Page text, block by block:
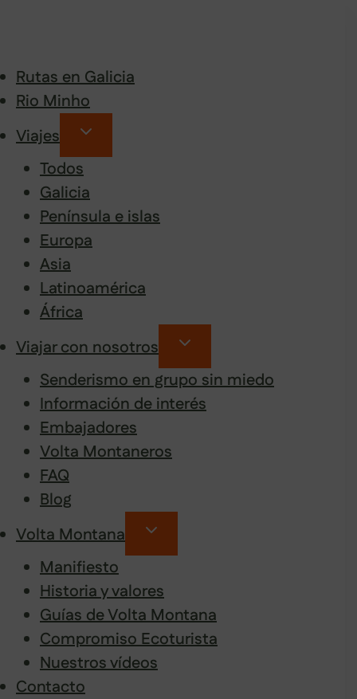
Rutas en Galicia
Rio Minho
Viajes
Todos
Galicia
Península e islas
Europa
Asia
Latinoamérica
África
Viajar con nosotros
Senderismo en grupo sin miedo
Información de interés
Embajadores
Volta Montaneros
FAQ
Blog
Volta Montana
Manifiesto
Historia y valores
Guías de Volta Montana
Compromiso Ecoturista
Nuestros vídeos
Contacto